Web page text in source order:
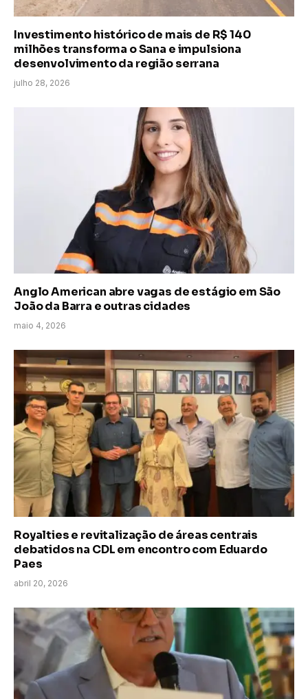
Investimento histórico de mais de R$ 140
milhões transforma o Sana e impulsiona
desenvolvimento da região serrana
julho 28, 2026
Anglo American abre vagas de estágio em São
João da Barra e outras cidades
maio 4, 2026
Royalties e revitalização de áreas centrais
debatidos na CDL em encontro com Eduardo
Paes
abril 20, 2026